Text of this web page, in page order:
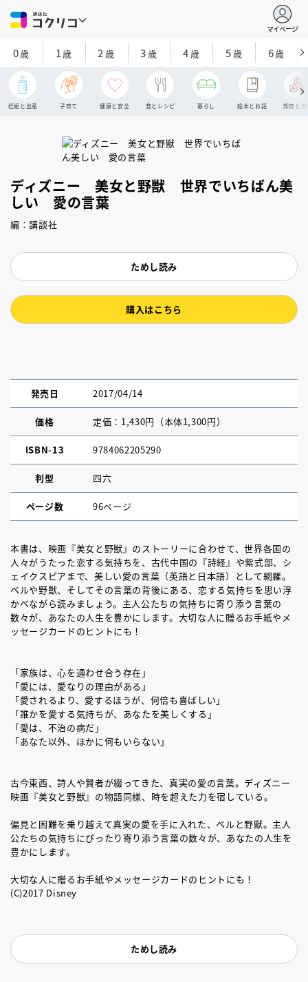
マイページ
0歳 1歳 2 歳 3歳 4歳 5歳 6歳
妊娠と出産 子育て 健康と安全 食とレシピ 暮らし 絵本とお話 知育と探
ディズニー 美女と野獣 世界でいちばん美
しい 愛の言葉
編：講談社
ためし読み
購入はこちら
発売日 2017/04/14
価格 定価：1,430円（本体1,300円）
ISBN-13 9784062205290
判型 四六
ページ数 96ページ
本書は、映画『美女と野獣』のストーリーに合わせて、世界各国の
人々がうたった恋する気持ちを、古代中国の『詩経』や紫式部、シ
ェイクスピアまで、美しい愛の言葉（英語と日本語）として網羅。
ベルや野獣、そしてその言葉の背後にある、恋する気持ちを思い浮
かべながら読みましょう。主人公たちの気持ちに寄り添う言葉の
数々が、あなたの人生を豊かにします。大切な人に贈るお手紙やメ
ッセージカードのヒントにも！
「家族は、心を通わせ合う存在」
「愛には、愛なりの理由がある」
「愛されるより、愛するほうが、何倍も喜ばしい」
「誰かを愛する気持ちが、あなたを美しくする」
「愛は、不治の病だ」
「あなた以外、ほかに何もいらない」
古今東西、詩人や賢者が綴ってきた、真実の愛の言葉。ディズニー
映画『美女と野獣』の物語同様、時を超えた力を宿している。
偏見と困難を乗り越えて真実の愛を手に入れた、ベルと野獣。主人
公たちの気持ちにぴったり寄り添う言葉の数々が、あなたの人生を
豊かにします。
大切な人に贈るお手紙やメッセージカードのヒントにも！
(C)2017 Disney
ためし読み